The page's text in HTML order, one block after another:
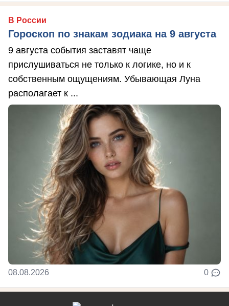
В России
Гороскоп по знакам зодиака на 9 августа
9 августа события заставят чаще
прислушиваться не только к логике, но и к
собственным ощущениям. Убывающая Луна
располагает к ...
08.08.2026 0